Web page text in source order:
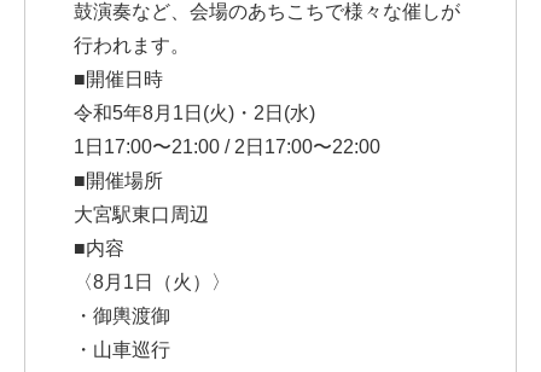
鼓演奏など、会場のあちこちで様々な催しが
行われます。
■開催日時
令和5年8月1日(火)・2日(水)
1日17:00〜21:00 / 2日17:00〜22:00
■開催場所
大宮駅東口周辺
■内容
〈8月1日（火）〉
・御輿渡御
・山車巡行